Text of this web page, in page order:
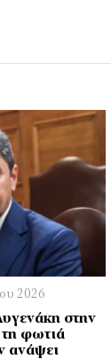
2026
στην
φωτιά
ανάψει